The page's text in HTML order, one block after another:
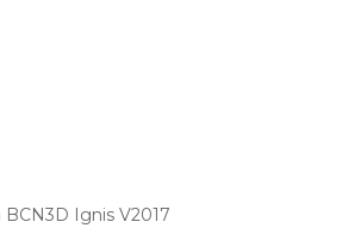
Ignis V2017